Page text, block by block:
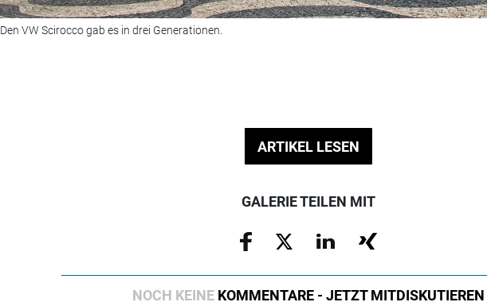
Den VW Scirocco gab es in drei Generationen.
ARTIKEL LESEN
GALERIE TEILEN MIT
NOCH KEINE KOMMENTARE - JETZT MITDISKUTIEREN